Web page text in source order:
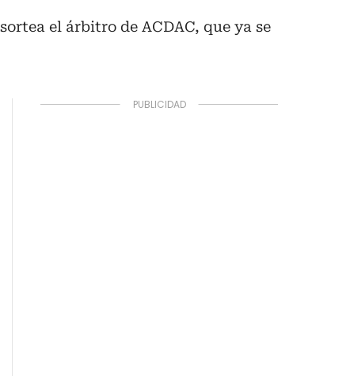
el árbitro de ACDAC, que ya se